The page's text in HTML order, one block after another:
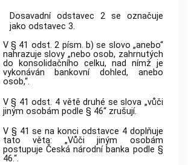
Dosavadní odstavec 2 se označuje
jako odstavec 3.
V § 41 odst. 2 písm. b) se slovo „anebo“
nahrazuje slovy „nebo osob, zahrnutých
do konsolidačního celku, nad nímž je
vykonáván bankovní dohled, anebo
osob,“.
V § 41 odst. 4 větě druhé se slova „vůči
jiným osobám podle § 46“ zrušují.
V § 41 se na konci odstavce 4 doplňuje
tato věta: „Vůči jiným osobám
postupuje Česká národní banka podle §
46.“.